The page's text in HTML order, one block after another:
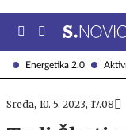
Energetika 2.0
Sreda, 10. 5. 2023, 17.08